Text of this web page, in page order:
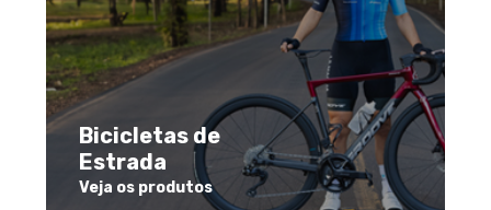
Bicicletas de
Estrada
Veja os produtos